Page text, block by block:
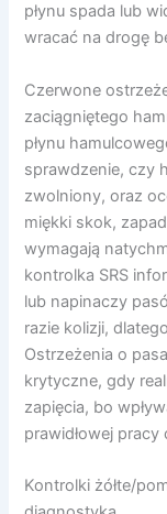
płynu spada lub
wracać na drogę
Czerwone
zaciągniętego
płynu
sprawdzenie, czy
zwolniony, oraz
miękki skok,
wymagają
kontrolka SRS
lub napinaczy
razie kolizji,
Ostrzeżenia o
krytyczne, gdy
zapięcia, bo
prawidłowej
Kontrolki żółte/